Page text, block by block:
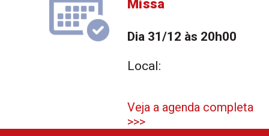
Missa
Dia 31/12 às 20h00
Local:
Veja a agenda completa
>>>